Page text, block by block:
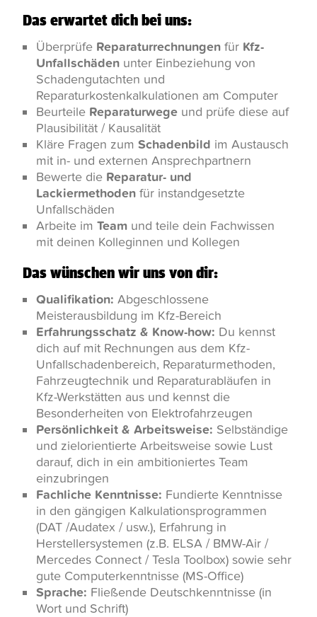
Das erwartet dich bei uns:
Überprüfe Reparaturrechnungenfür Kfz-
Unfallschädenunter Einbeziehung von
Schadengutachten und
Reparaturkostenkalkulationen am Computer
Beurteile Reparaturwegeund prüfe diese auf
Plausibilität / Kausalität
Kläre Fragen zum Schadenbild im Austausch
mit in- und externen Ansprechpartnern
Bewerte die Reparatur- und
Lackiermethodenfür instandgesetzte
Unfallschäden
Arbeite im Team und teile dein Fachwissen
mit deinen Kolleginnen und Kollegen
Das wünschen wir uns von dir:
Qualifikation: Abgeschlossene
Meisterausbildung im Kfz-Bereich
Erfahrungsschatz & Know-how: Du kennst
dich auf mit Rechnungen aus dem Kfz-
Unfallschadenbereich, Reparaturmethoden,
Fahrzeugtechnik und Reparaturabläufen in
Kfz-Werkstätten aus und kennst die
Besonderheiten von Elektrofahrzeugen
Persönlichkeit & Arbeitsweise: Selbständige
und zielorientierte Arbeitsweise sowie Lust
darauf, dich in ein ambitioniertes Team
einzubringen
Fachliche Kenntnisse: Fundierte Kenntnisse
in den gängigen Kalkulationsprogrammen
(DAT /Audatex / usw.), Erfahrung in
Herstellersystemen (z.B. ELSA / BMW-Air /
Mercedes Connect / Tesla Toolbox) sowie sehr
gute Computerkenntnisse (MS-Office)
Sprache: Fließende Deutschkenntnisse (in
Wort und Schrift)